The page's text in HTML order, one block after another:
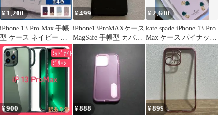
¥ 1,200
iPhone 13 Pro Max 手帳
型 ケース ネイビー 青
猫 /694
¥499
iPhone13ProMAXケース
MagSafe 手帳型 カバー
ブラック
¥ 2,600
kate spade iPhone 13 Pro
Max ケース パイナップ
ル
¥900 ¥888 ¥899